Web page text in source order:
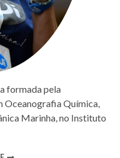
formada pela
Oceanografia Química,
Marinha, no Instituto